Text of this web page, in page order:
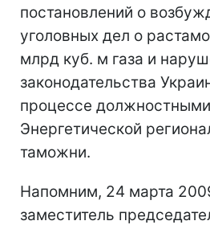
постановлений о
уголовных дел о
млрд куб. м газа и
законодательства
процессе
Энергетической
таможни.
Напомним, 24 марта
заместитель